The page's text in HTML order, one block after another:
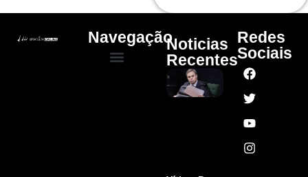
NavegaçãoNoticias
Recentes
Mendonça
Diz Que “em
Um Mundo
Ideal”, Não
Decisões
Monocráticas
Ler Mais »
Redes
Sociais